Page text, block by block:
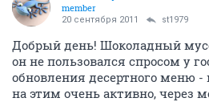
member
20 сентября 2011 st1979
Добрый день! Шоколадный
он не пользовался спросом у
обновления десертного меню
на этим очень активно, через